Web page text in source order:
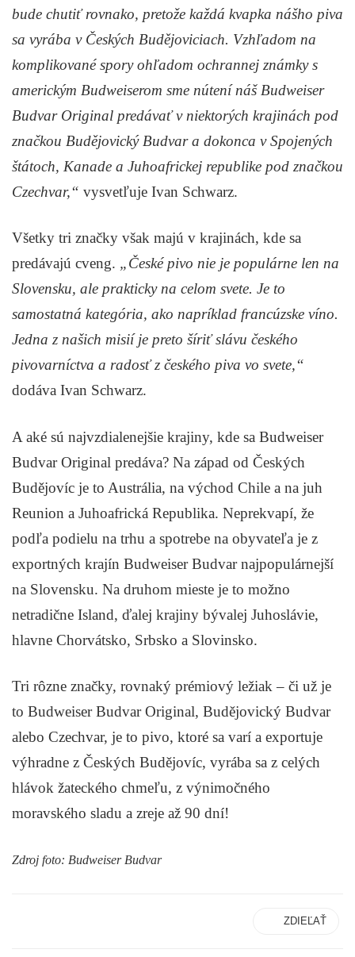
bude chutiť rovnako, pretože každá kvapka nášho piva
sa vyrába v Českých Budějoviciach. Vzhľadom na
komplikované spory ohľadom ochrannej známky s
americkým Budweiserom sme nútení náš Budweiser
Budvar Original predávať v niektorých krajinách pod
značkou Budějovický Budvar a dokonca v Spojených
štátoch, Kanade a Juhoafrickej republike pod značkou
Czechvar,“ vysvetľuje Ivan Schwarz.
Všetky tri značky však majú v krajinách, kde sa
predávajú cveng. „České pivo nie je populárne len na
Slovensku, ale prakticky na celom svete. Je to
samostatná kategória, ako napríklad francúzske víno.
Jedna z našich misií je preto šíriť slávu českého
pivovarníctva a radosť z českého piva vo svete,“
dodáva Ivan Schwarz.
A aké sú najvzdialenejšie krajiny, kde sa Budweiser
Budvar Original predáva? Na západ od Českých
Budějovíc je to Austrália, na východ Chile a na juh
Reunion a Juhoafrická Republika. Neprekvapí, že
podľa podielu na trhu a spotrebe na obyvateľa je z
exportných krajín Budweiser Budvar najpopulárnejší
na Slovensku. Na druhom mieste je to možno
netradične Island, ďalej krajiny bývalej Juhoslávie,
hlavne Chorvátsko, Srbsko a Slovinsko.
Tri rôzne značky, rovnaký prémiový ležiak – či už je
to Budweiser Budvar Original, Budějovický Budvar
alebo Czechvar, je to pivo, ktoré sa varí a exportuje
výhradne z Českých Budějovíc, vyrába sa z celých
hlávok žateckého chmeľu, z výnimočného
moravského sladu a zreje až 90 dní!
Zdroj foto: Budweiser Budvar
ZDIEĽAŤ